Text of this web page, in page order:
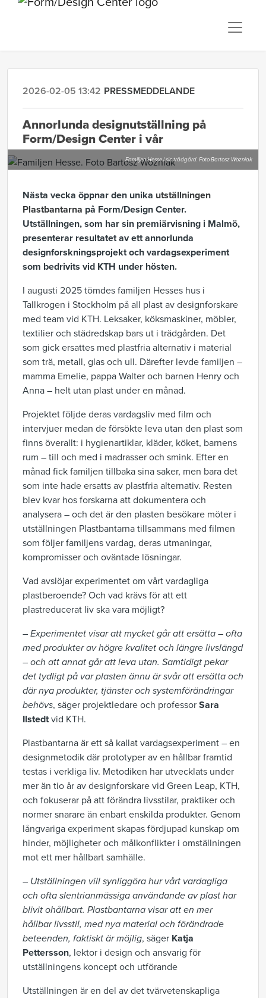
2026-02-05 13:42 PRESSMEDDELANDE
Annorlunda designutställning på
Form/Design Center i vår
Familjen Hesse i sin trädgård. Foto Bartosz Wozniak
Nästa vecka öppnar den unika utställningen
Plastbantarna på Form/Design Center.
Utställningen, som har sin premiärvisning i Malmö,
presenterar resultatet av ett annorlunda
designforskningsprojekt och vardagsexperiment
som bedrivits vid KTH under hösten.
I augusti 2025 tömdes familjen Hesses hus i
Tallkrogen i Stockholm på all plast av designforskare
med team vid KTH. Leksaker, köksmaskiner, möbler,
textilier och städredskap bars ut i trädgården. Det
som gick ersattes med plastfria alternativ i material
som trä, metall, glas och ull. Därefter levde familjen –
mamma Emelie, pappa Walter och barnen Henry och
Anna – helt utan plast under en månad.
Projektet följde deras vardagsliv med film och
intervjuer medan de försökte leva utan den plast som
finns överallt: i hygienartiklar, kläder, köket, barnens
rum – till och med i madrasser och smink. Efter en
månad fick familjen tillbaka sina saker, men bara det
som inte hade ersatts av plastfria alternativ. Resten
blev kvar hos forskarna att dokumentera och
analysera – och det är den plasten besökare möter i
utställningen Plastbantarna tillsammans med filmen
som följer familjens vardag, deras utmaningar,
kompromisser och oväntade lösningar.
Vad avslöjar experimentet om vårt vardagliga
plastberoende? Och vad krävs för att ett
plastreducerat liv ska vara möjligt?
– Experimentet visar att mycket går att ersätta – ofta
med produkter av högre kvalitet och längre livslängd
– och att annat går att leva utan. Samtidigt pekar
det tydligt på var plasten ännu är svår att ersätta och
där nya produkter, tjänster och systemförändringar
behövs, säger projektledare och professor Sara
Ilstedtvid KTH.
Plastbantarna är ett så kallat vardagsexperiment – en
designmetodik där prototyper av en hållbar framtid
testas i verkliga liv. Metodiken har utvecklats under
mer än tio år av designforskare vid Green Leap, KTH,
och fokuserar på att förändra livsstilar, praktiker och
normer snarare än enbart enskilda produkter. Genom
långvariga experiment skapas fördjupad kunskap om
hinder, möjligheter och målkonflikter i omställningen
mot ett mer hållbart samhälle.
– Utställningen vill synliggöra hur vårt vardagliga
och ofta slentrianmässiga användande av plast har
blivit ohållbart. Plastbantarna visar att en mer
hållbar livsstil, med nya material och förändrade
beteenden, faktiskt är möjlig, säger Katja
Pettersson, lektor i design och ansvarig för
utställningens koncept och utförande
Utställningen är en del av det tvärvetenskapliga